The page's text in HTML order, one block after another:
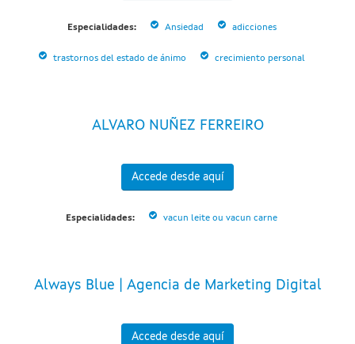
Especialidades: Ansiedad adicciones
trastornos del estado de ánimo crecimiento personal
ALVARO NUÑEZ FERREIRO
Accede desde aquí
Especialidades: vacun leite ou vacun carne
Always Blue | Agencia de Marketing Digital
Accede desde aquí